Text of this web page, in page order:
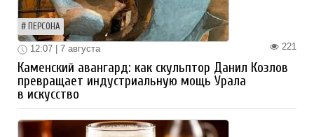
ПЕРСОНА
221
12:07 | 7 августа
Каменский авангард: как скульптор Данил Козлов
превращает индустриальную мощь Урала
в искусство